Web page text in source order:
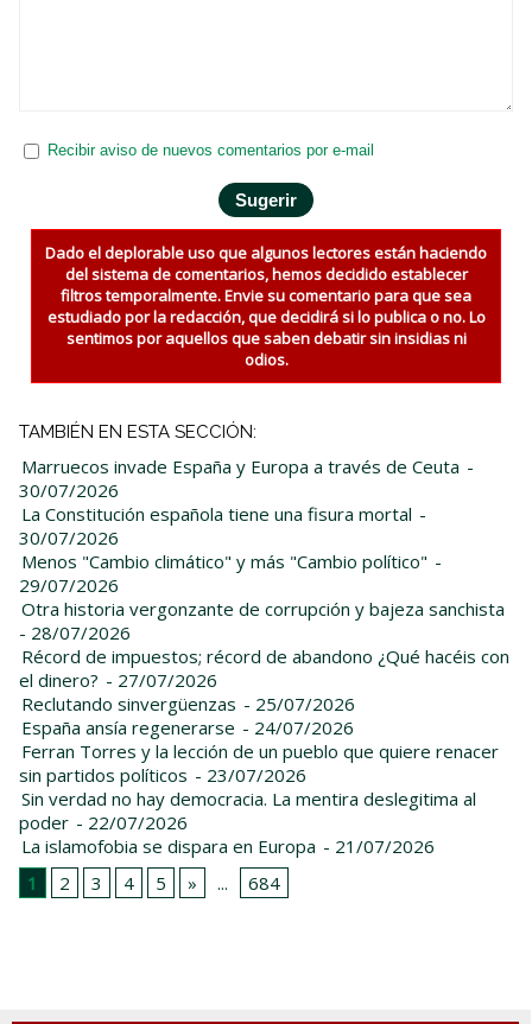
Recibir aviso de nuevos comentarios por e-mail
Dado el deplorable uso que algunos lectores están haciendo
del sistema de comentarios, hemos decidido establecer
filtros temporalmente. Envie su comentario para que sea
estudiado por la redacción, que decidirá si lo publica o no. Lo
sentimos por aquellos que saben debatir sin insidias ni
odios.
TAMBIÉN EN ESTA SECCIÓN:
Marruecos invade España y Europa a través de Ceuta -
30/07/2026
La Constitución española tiene una fisura mortal -
30/07/2026
Menos "Cambio climático" y más "Cambio político" -
29/07/2026
Otra historia vergonzante de corrupción y bajeza sanchista
- 28/07/2026
Récord de impuestos; récord de abandono ¿Qué hacéis con
el dinero? - 27/07/2026
Reclutando sinvergüenzas - 25/07/2026
España ansía regenerarse - 24/07/2026
Ferran Torres y la lección de un pueblo que quiere renacer
sin partidos políticos - 23/07/2026
Sin verdad no hay democracia. La mentira deslegitima al
poder - 22/07/2026
La islamofobia se dispara en Europa - 21/07/2026
1
2 3 4 5 » ... 684